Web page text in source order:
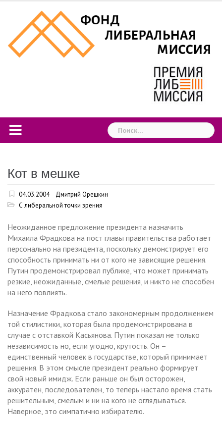
content
Найти:
Кот в мешке
04.03.2004
Дмитрий Орешкин
С либеральной точки зрения
Неожиданное предложение президента назначить
Михаила Фрадкова на пост главы правительства работает
персонально на президента, поскольку демонстрирует его
способность принимать ни от кого не зависящие решения.
Путин продемонстрировал публике, что может принимать
резкие, неожиданные, смелые решения, и никто не способен
на него повлиять.
Назначение Фрадкова стало закономерным продолжением
той стилистики, которая была продемонстрирована в
случае с отставкой Касьянова. Путин показал не только
независимость но, если угодно, крутость. Он –
единственный человек в государстве, который принимает
решения. В этом смысле президент реально формирует
свой новый имидж. Если раньше он был осторожен,
аккуратен, последователен, то теперь настало время стать
решительным, смелым и ни на кого не оглядываться.
Наверное, это симпатично избирателю.